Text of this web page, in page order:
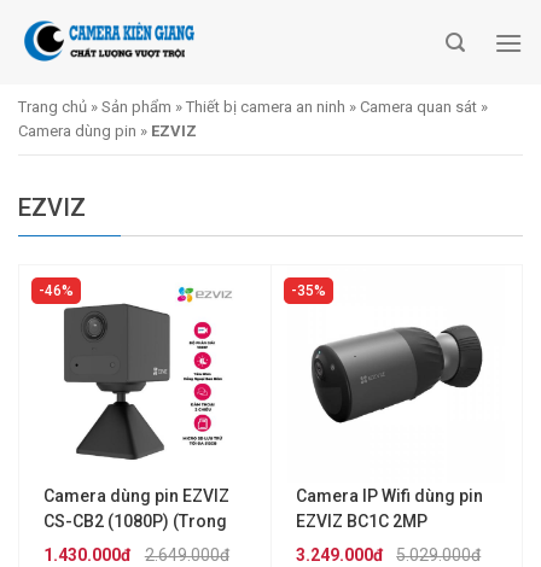
Trang chủ » Sản phẩm » Thiết bị camera an ninh » Camera quan sát »
Camera dùng pin » EZVIZ
EZVIZ
46%
Camera dùng pin EZVIZ
CS-CB2 (1080P) (Trong
nhà)
2.649.000đ
1.430.000đ
35%
Camera IP Wifi dùng pin
EZVIZ BC1C 2MP
5.029.000đ
3.249.000đ